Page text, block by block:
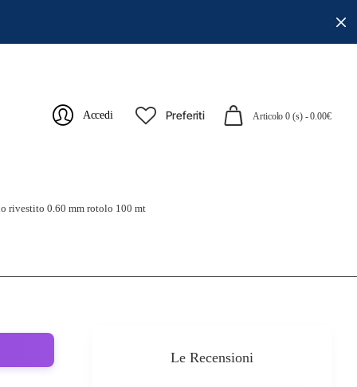
Accedi Preferiti Articolo 0 (s) - 0.00€
rivestito 0.60 mm rotolo 100 mt
Le Recensioni